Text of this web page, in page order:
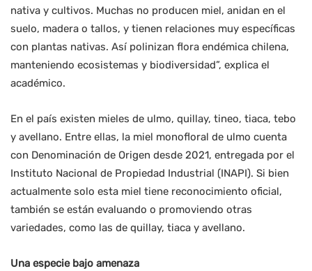
nativa y cultivos. Muchas no producen miel, anidan en el
suelo, madera o tallos, y tienen relaciones muy específicas
con plantas nativas. Así polinizan flora endémica chilena,
manteniendo ecosistemas y biodiversidad”, explica el
académico.
En el país existen mieles de ulmo, quillay, tineo, tiaca, tebo
y avellano. Entre ellas, la miel monofloral de ulmo cuenta
con Denominación de Origen desde 2021, entregada por el
Instituto Nacional de Propiedad Industrial (INAPI). Si bien
actualmente solo esta miel tiene reconocimiento oficial,
también se están evaluando o promoviendo otras
variedades, como las de quillay, tiaca y avellano.
Una especie bajo amenaza